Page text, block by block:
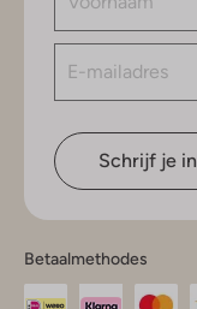
Schrijf je in
Betaalmethodes